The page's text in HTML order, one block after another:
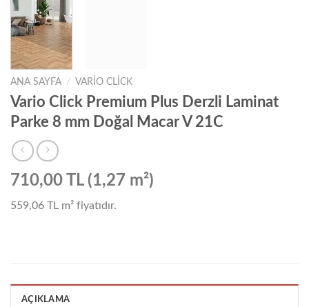
ANA SAYFA / VARIO CLICK
Vario Click Premium Plus Derzli Laminat
Parke 8 mm Doğal Macar V 21C
710,00 TL (1,27 m²)
559,06 TL m² fiyatıdır.
AÇIKLAMA